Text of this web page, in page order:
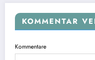
KOMMENTAR
Kommentare